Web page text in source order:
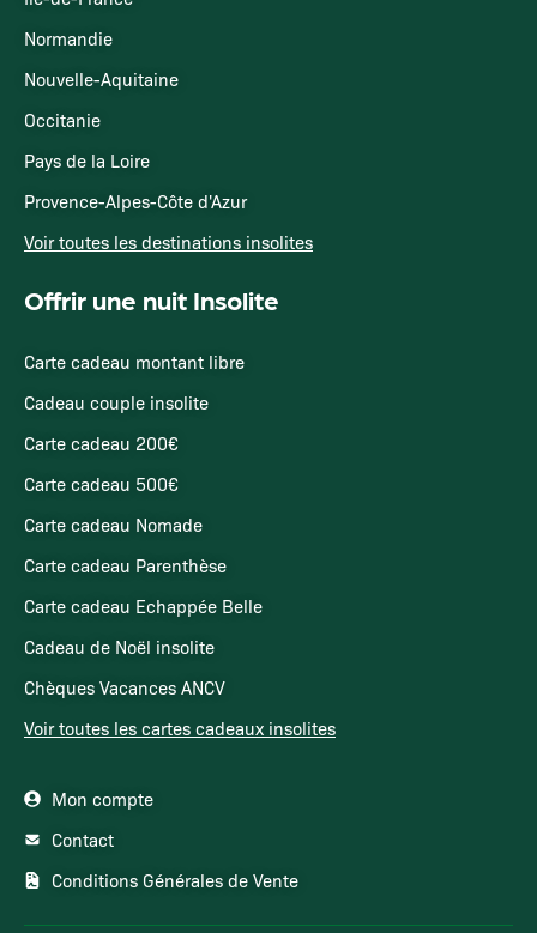
Normandie
Nouvelle-Aquitaine
Occitanie
Pays de la Loire
Provence-Alpes-Côte d'Azur
Voir toutes les destinations insolites
Offrir une nuit Insolite
Carte cadeau montant libre
Cadeau couple insolite
Carte cadeau 200€
Carte cadeau 500€
Carte cadeau Nomade
Carte cadeau Parenthèse
Carte cadeau Echappée Belle
Cadeau de Noël insolite
Chèques Vacances ANCV
Voir toutes les cartes cadeaux insolites
Mon compte
Contact
Conditions Générales de Vente